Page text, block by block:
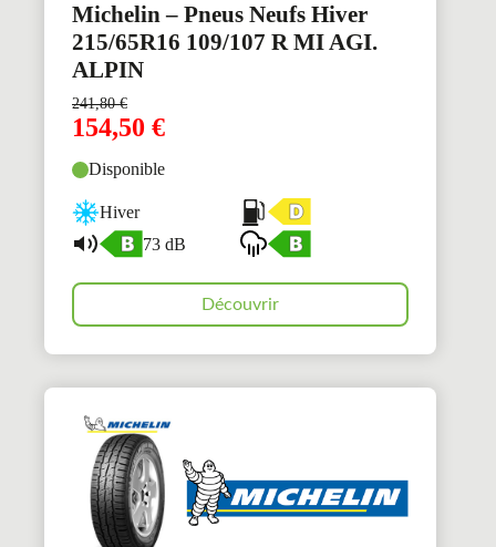
Michelin – Pneus Neufs Hiver
215/65R16 109/107 R MI AGI.
ALPIN
241,80€
154,50 €
Disponible
Hiver
73 dB
Découvrir